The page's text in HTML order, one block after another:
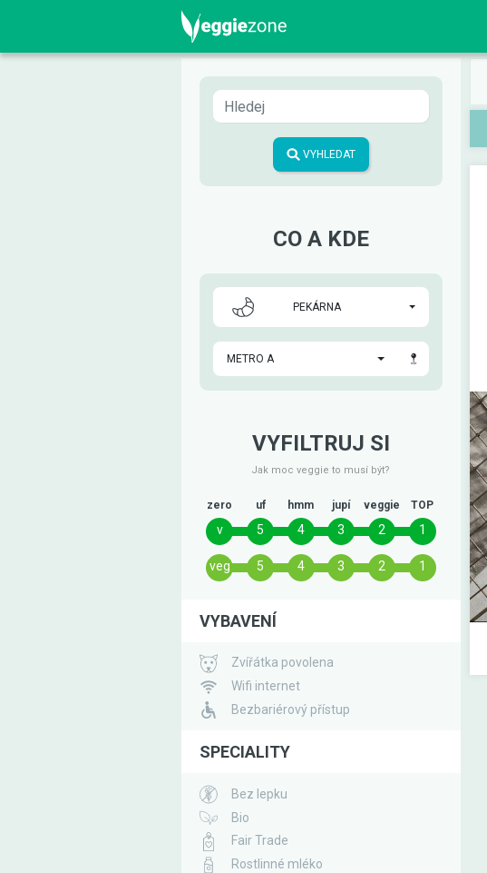
VYHLEDAT
CO A KDE
PEKÁRNA
METRO A
VYFILTRUJ SI
Jak moc veggie to musí být?
zero uf hmm jupí veggie TOP
v 5 4 3 2 1
veg 5 4 3 2 1
VYBAVENÍ
Zvířátka povolena
Wifi internet
Bezbariérový přístup
SPECIALITY
Bez lepku
Bio
Fair Trade
Rostlinné mléko